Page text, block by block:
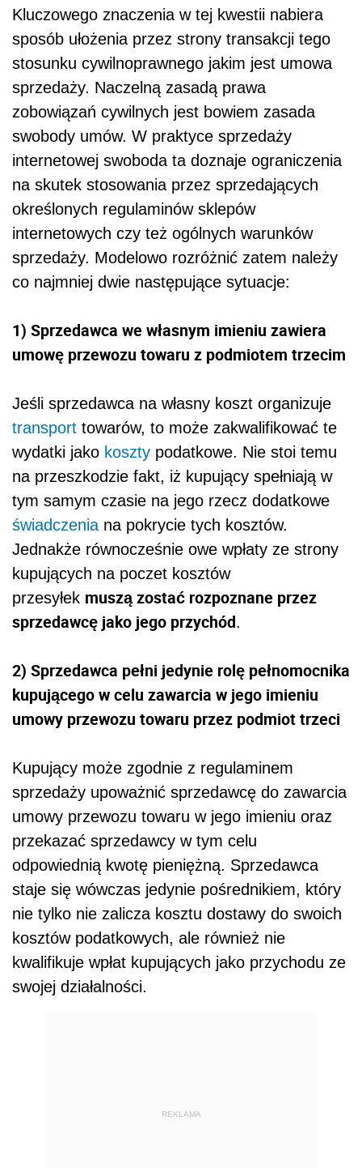
Kluczowego znaczenia w tej kwestii nabiera
sposób ułożenia przez strony transakcji tego
stosunku cywilnoprawnego jakim jest umowa
sprzedaży. Naczelną zasadą prawa
zobowiązań cywilnych jest bowiem zasada
swobody umów. W praktyce sprzedaży
internetowej swoboda ta doznaje ograniczenia
na skutek stosowania przez sprzedających
określonych regulaminów sklepów
internetowych czy też ogólnych warunków
sprzedaży. Modelowo rozróżnić zatem należy
co najmniej dwie następujące sytuacje:
1) Sprzedawca we własnym imieniu zawiera
umowę przewozu towaru z podmiotem trzecim
Jeśli sprzedawca na własny koszt organizuje
transport towarów, to może zakwalifikować te
wydatki jako koszty podatkowe. Nie stoi temu
na przeszkodzie fakt, iż kupujący spełniają w
tym samym czasie na jego rzecz dodatkowe
świadczenia na pokrycie tych kosztów.
Jednakże równocześnie owe wpłaty ze strony
kupujących na poczet kosztów
przesyłek muszą zostać rozpoznane przez
sprzedawcę jako jego przychód.
2) Sprzedawca pełni jedynie rolę pełnomocnika
kupującego w celu zawarcia w jego imieniu
umowy przewozu towaru przez podmiot trzeci
Kupujący może zgodnie z regulaminem
sprzedaży upoważnić sprzedawcę do zawarcia
umowy przewozu towaru w jego imieniu oraz
przekazać sprzedawcy w tym celu
odpowiednią kwotę pieniężną. Sprzedawca
staje się wówczas jedynie pośrednikiem, który
nie tylko nie zalicza kosztu dostawy do swoich
kosztów podatkowych, ale również nie
kwalifikuje wpłat kupujących jako przychodu ze
swojej działalności.
REKLAMA